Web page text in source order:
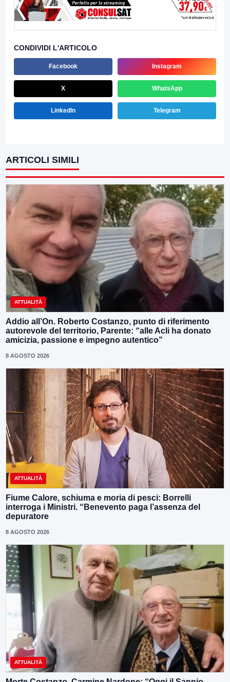
CONDIVIDI L'ARTICOLO
Facebook Instagram
X WhatsApp
LinkedIn Telegram
ARTICOLI SIMILI
ATTUALITÀ
Addio all’On. Roberto Costanzo, punto di riferimento
autorevole del territorio, Parente: “alle Acli ha donato
amicizia, passione e impegno autentico”
8 AGOSTO 2026
ATTUALITÀ
Fiume Calore, schiuma e moria di pesci: Borrelli
interroga i Ministri. “Benevento paga l’assenza del
depuratore
8 AGOSTO 2026
ATTUALITÀ